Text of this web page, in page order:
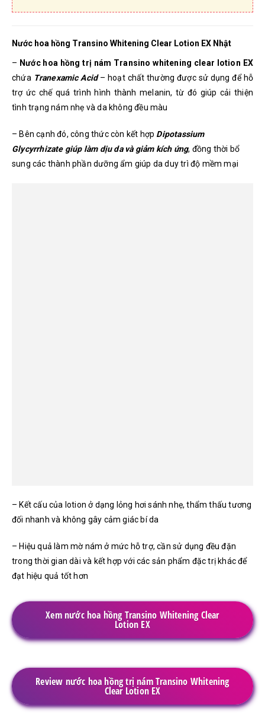
Nước hoa hồng Transino Whitening Clear Lotion EX Nhật
– Nước hoa hồng trị nám Transino whitening clear lotion EX
chứa Tranexamic Acid– hoạt chất thường được sử dụng để hỗ
trợ ức chế quá trình hình thành melanin, từ đó giúp cải thiện
tình trạng nám nhẹ và da không đều màu
– Bên cạnh đó, công thức còn kết hợp Dipotassium
Glycyrrhizate giúp làm dịu da và giảm kích ứng, đồng thời bổ
sung các thành phần dưỡng ẩm giúp da duy trì độ mềm mại
– Kết cấu của lotion ở dạng lỏng hơi sánh nhẹ, thẩm thấu tương
đối nhanh và không gây cảm giác bí da
– Hiệu quả làm mờ nám ở mức hỗ trợ, cần sử dụng đều đặn
trong thời gian dài và kết hợp với các sản phẩm đặc trị khác để
đạt hiệu quả tốt hơn
Xem nước hoa hồng Transino Whitening Clear
Lotion EX
Review nước hoa hồng trị nám Transino Whitening
Clear Lotion EX